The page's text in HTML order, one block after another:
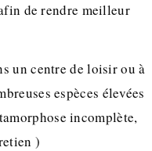
de rendre meilleur
un centre de loisir ou à
espèces élevées
incomplète,
)